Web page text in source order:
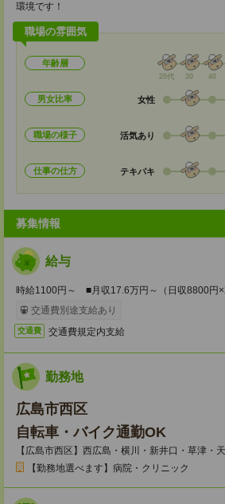
環境です！
職場の雰囲気
年齢層
20代 30 40
男女比率 女性
職場の様子 活気あり
仕事の仕方 テキパキ
募集情報
給与
時給1100円～ ■月収17.6万円～（日収8800円
交通費別途支給あり
交通費 交通費規定内支給
勤務地
広島市西区
自転車・バイク通勤OK
【広島市西区】西広島・横川・新井口・草津・
【勤務地選べます】病院・クリニック